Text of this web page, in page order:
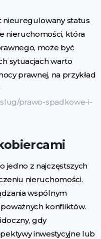
status
nieruchomości, która
może być
sytuacjach warto
prawnej, na przykład
prawo-spadkowe-i-
jedno z najczęstszych
nieruchomości.
wspólnym
konfliktów.
gdy
inwestycyjne lub